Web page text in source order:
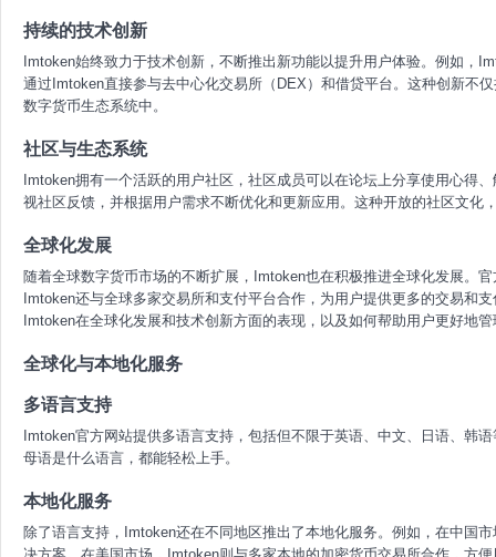
持续的技术创新
Imtoken始终致力于技术创新，不断推出新功能以提升用户体验。例如，
通过Imtoken直接参与去中心化交易所（DEX）和借贷平台。这种创新不
数字货币生态系统中。
社区与生态系统
Imtoken拥有一个活跃的用户社区，社区成员可以在论坛上分享使用心得
视社区反馈，并根据用户需求不断优化和更新应用。这种开放的社区文化
全球化发展
随着全球数字货币市场的不断扩展，Imtoken也在积极推进全球化发展。
Imtoken还与全球多家交易所和支付平台合作，为用户提供更多的交易和
Imtoken在全球化发展和技术创新方面的表现，以及如何帮助用户更好地
全球化与本地化服务
多语言支持
Imtoken官方网站提供多语言支持，包括但不限于英语、中文、日语、韩
母语是什么语言，都能轻松上手。
本地化服务
除了语言支持，Imtoken还在不同地区推出了本地化服务。例如，在中国